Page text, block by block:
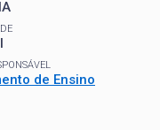
de Ensino